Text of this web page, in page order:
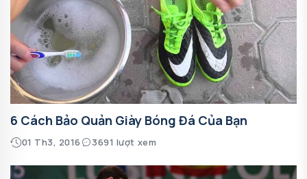
6 Cách Bảo Quản Giày Bóng Đá Của Bạn
01 Th3, 2016 3691 lượt xem